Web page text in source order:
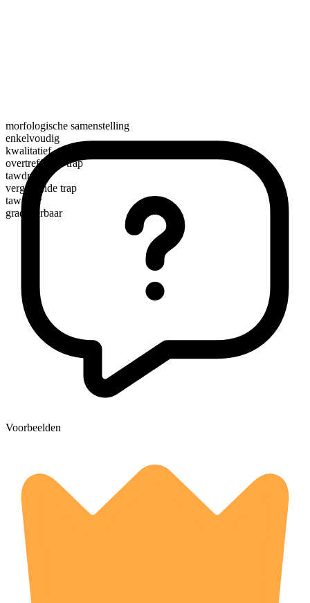
morfologische samenstelling
enkelvoudig
kwalitatief
overtreffende trap
tawdriest
vergrotende trap
tawdrier
gradueerbaar
Voorbeelden